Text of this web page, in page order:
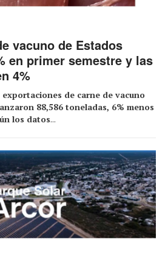
vacuno de Estados
en primer semestre y las
4%
exportaciones de carne de vacuno
88,586 toneladas, 6% menos
los datos...